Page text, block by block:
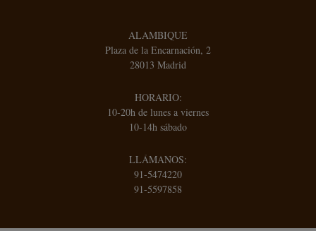
ALAMBIQUE
Plaza de la Encarnación, 2
28013 Madrid
HORARIO:
10-20h de lunes a viernes
10-14h sábado
LLÁMANOS:
91-5474220
91-5597858